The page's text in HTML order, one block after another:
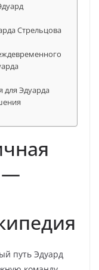
Стрельцова
для Эдуарда
—
путь Эдуард